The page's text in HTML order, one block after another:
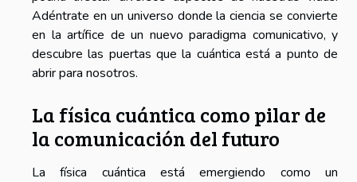
Adéntrate en un universo donde la ciencia se convierte
en la artífice de un nuevo paradigma comunicativo, y
descubre las puertas que la cuántica está a punto de
abrir para nosotros.
La física cuántica como pilar de
la comunicación del futuro
La física cuántica está emergiendo como un